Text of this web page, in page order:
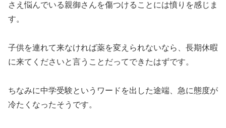
さえ悩んでいる親御さんを傷つけることには憤りを感じま
す。
子供を連れて来なければ薬を変えられないなら、長期休暇
に来てくださいと言うことだってできたはずです。
ちなみに中学受験というワードを出した途端、急に態度が
冷たくなったそうです。